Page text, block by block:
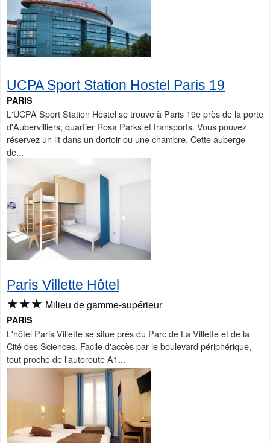
UCPA Sport Station Hostel Paris 19
PARIS
L'UCPA Sport Station Hostel se trouve à Paris 19e près de la porte
d'Aubervilliers, quartier Rosa Parks et transports. Vous pouvez
réservez un lit dans un dortoir ou une chambre. Cette auberge
de...
Paris Villette Hôtel
★★★ Milieu de gamme-supérieur
PARIS
L'hôtel Paris Villette se situe près du Parc de La Villette et de la
Cité des Sciences. Facile d'accès par le boulevard périphérique,
tout proche de l'autoroute A1...